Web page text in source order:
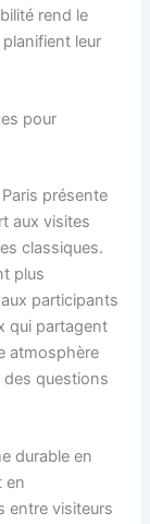
rend le
leur
pour
présente
aux visites
classiques.
plus
participants
qui partagent
atmosphère
questions
durable en
en
entre visiteurs